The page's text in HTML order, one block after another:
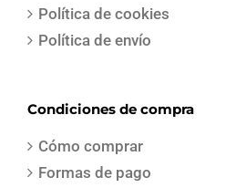
Política de cookies
Política de envío
Condiciones de compra
Cómo comprar
Formas de pago